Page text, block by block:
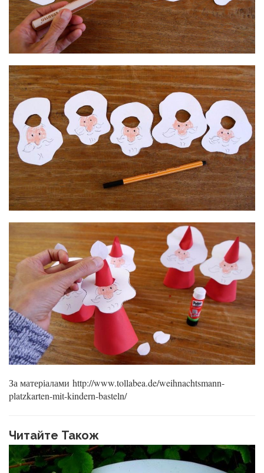
За матеріалами http://www.tollabea.de/weihnachtsmann-
platzkarten-mit-kindern-basteln/
Читайте Також